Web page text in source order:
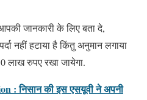
जानकारी के लिए बता दे,
नहीं हटाया है किंतु अनुमान लगाया
लाख रुपए रखा जायेगा.
: निसान की इस एसयूवी ने अपनी